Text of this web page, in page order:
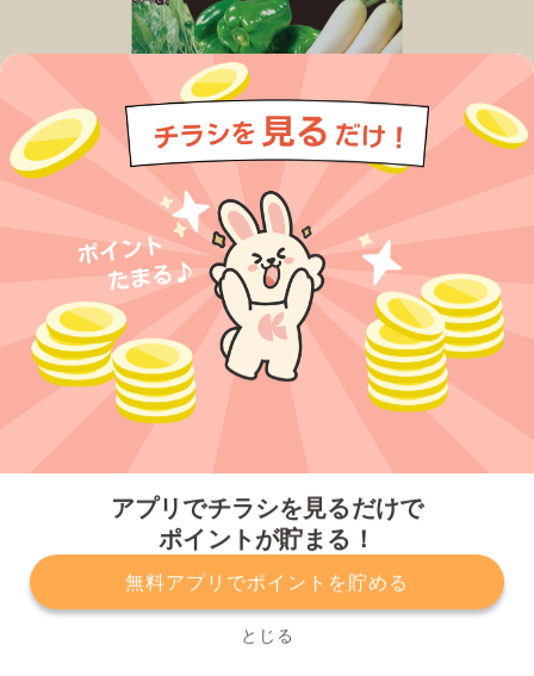
ポイントが貯まる！
無料アプリでポイントを貯める
とじる
サービスに関してのお問い合わせ
チラシ掲載をお考えの方